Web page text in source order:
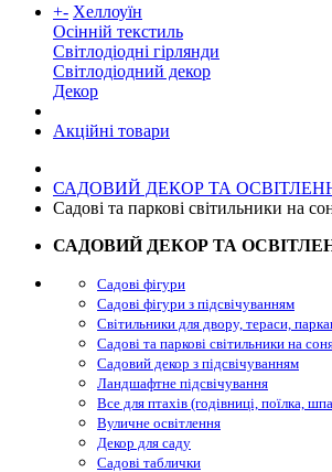
+- Хеллоуїн
Осінній текстиль
Світлодіодні гірлянди
Світлодіодний декор
Декор
Акційні товари
САДОВИЙ ДЕКОР ТА
Садові та паркові світильники на
САДОВИЙ ДЕКОР ТА
Садові фігури
Садові фігури з підсвічуванням
Світильники для двору, тераси,
Садові та паркові світильники на
Садовий декор з підсвічуванням
Ландшафтне підсвічування
Все для птахів (годівниці, поїлка,
Вуличне освітлення
Декор для саду
Садові таблички